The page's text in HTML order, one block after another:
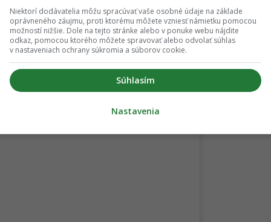
že práve rozdielne životné nastavenie môže byť medzi
nimi prebehlo spoznávanie, ich predstavy o živote boli
Niektorí dodávatelia môžu spracúvať vaše osobné údaje na základe
oprávneného záujmu, proti ktorému môžete vzniesť námietku pomocou
možností nižšie. Dole na tejto stránke alebo v ponuke webu nájdite
odkaz, pomocou ktorého môžete spravovať alebo odvolať súhlas
v nastaveniach ochrany súkromia a súborov cookie.
Súhlasím
Nastavenia